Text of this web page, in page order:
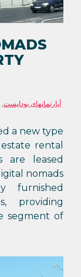
آپارتمانهای بوداپست,
a new type
rental
are leased
nomads
furnished
providing
segment of